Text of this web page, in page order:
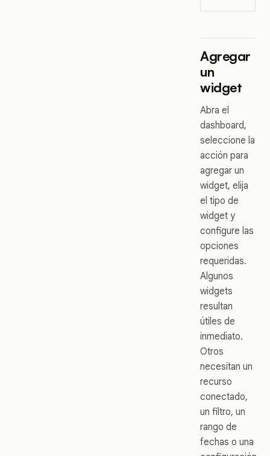
Agregar
un
widget
Abra el
dashboard,
seleccione la
acción para
agregar un
widget, elija
el tipo de
widget y
configure las
opciones
requeridas.
Algunos
widgets
resultan
útiles de
inmediato.
Otros
necesitan un
recurso
conectado,
un filtro, un
rango de
fechas o una